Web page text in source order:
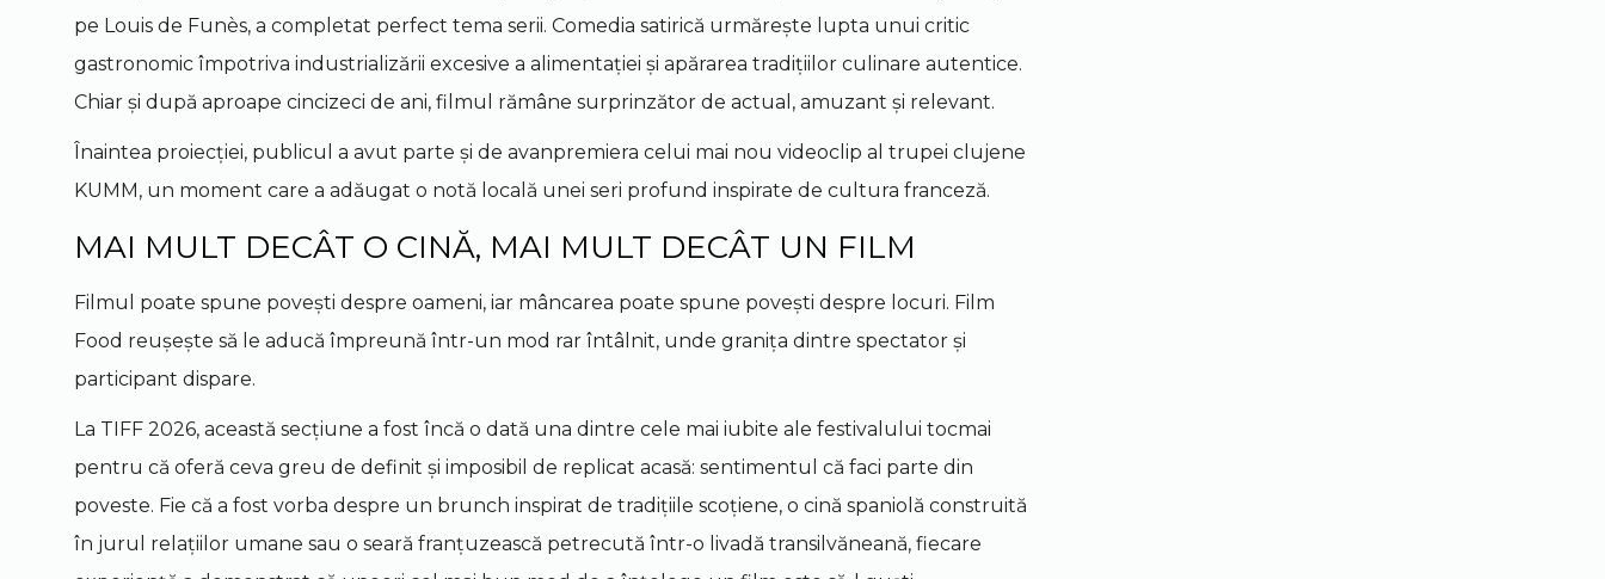
pe Louis de Funès, a completat perfect tema serii. Comedia satirică urmărește lupta unui critic
gastronomic împotriva industrializării excesive a alimentației și apărarea tradițiilor culinare autentice.
Chiar și după aproape cincizeci de ani, filmul rămâne surprinzător de actual, amuzant și relevant.
Înaintea proiecției, publicul a avut parte și de avanpremiera celui mai nou videoclip al trupei clujene
KUMM, un moment care a adăugat o notă locală unei seri profund inspirate de cultura franceză.
MAI MULT DECÂT O CINĂ, MAI MULT DECÂT UN FILM
Filmul poate spune povești despre oameni, iar mâncarea poate spune povești despre locuri. Film
Food reușește să le aducă împreună într-un mod rar întâlnit, unde granița dintre spectator și
participant dispare.
La TIFF 2026, această secțiune a fost încă o dată una dintre cele mai iubite ale festivalului tocmai
pentru că oferă ceva greu de definit și imposibil de replicat acasă: sentimentul că faci parte din
poveste. Fie că a fost vorba despre un brunch inspirat de tradițiile scoțiene, o cină spaniolă construită
în jurul relațiilor umane sau o seară franțuzească petrecută într-o livadă transilvăneană, fiecare